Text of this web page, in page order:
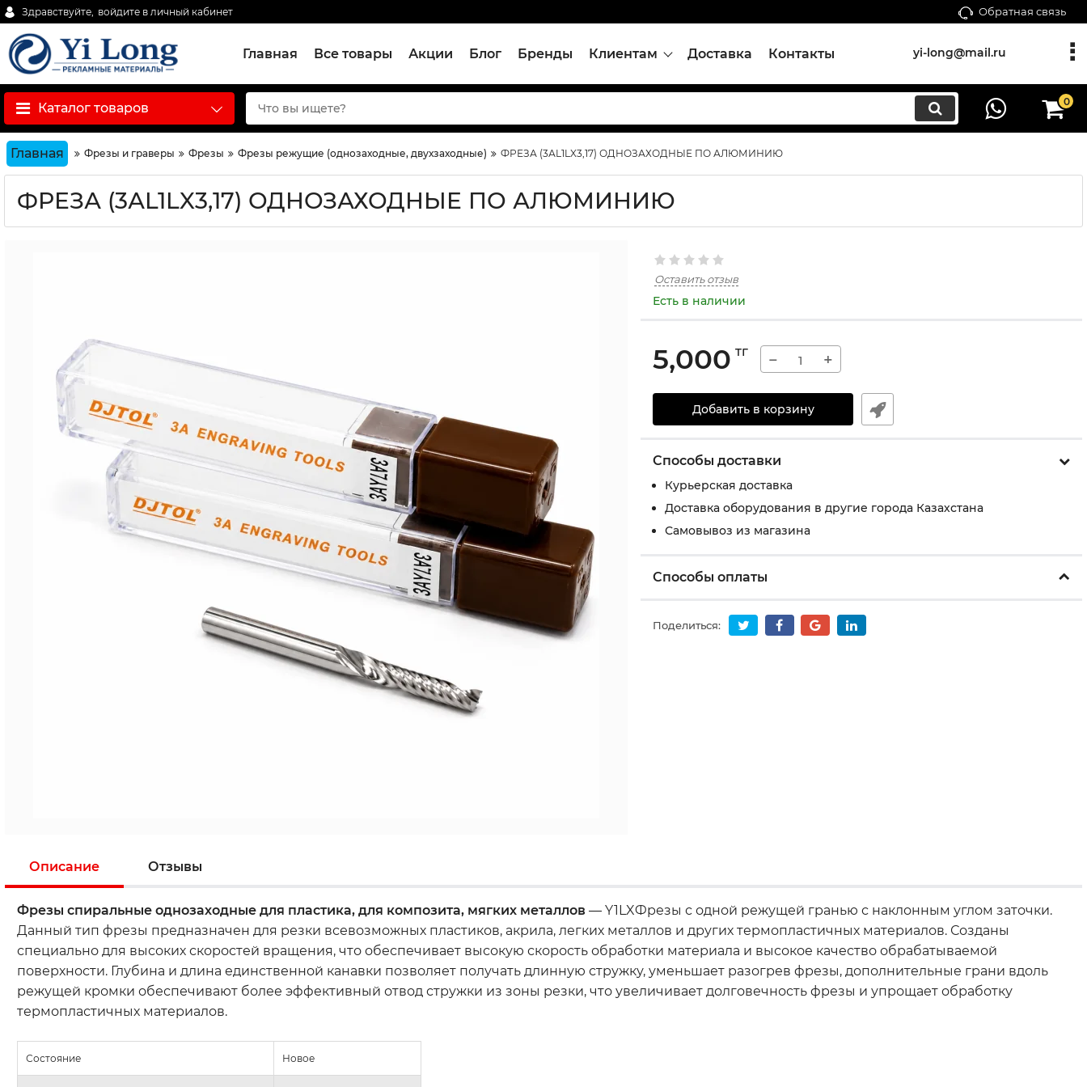
Здравствуйте, войдите в личный кабинет Обратная связь
Главная Все товары Акции Блог Бренды Клиентам Доставка Контакты yi-long@mail.ru
Каталог товаров 0
Главная Фрезы и граверы Фрезы Фрезы режущие (однозаходные, двухзаходные) ФРЕЗА (3АL1LX3,17) ОДНОЗАХОДНЫЕ ПО АЛЮМИНИЮ
ФРЕЗА (3АL1LX3,17) ОДНОЗАХОДНЫЕ ПО АЛЮМИНИЮ
Оставить отзыв
Есть в наличии
5,000 тг − +
Добавить в корзину
Способы доставки
Курьерская доставка
Доставка оборудования в другие города Казахстана
Самовывоз из магазина
Способы оплаты
Поделиться:
Описание Отзывы
Фрезы спиральные однозаходные для пластика, для композита, мягких металлов ― Y1LXФрезы с одной режущей гранью с наклонным углом заточки.
Данный тип фрезы предназначен для резки всевозможных пластиков, акрила, легких металлов и других термопластичных материалов. Созданы
специально для высоких скоростей вращения, что обеспечивает высокую скорость обработки материала и высокое качество обрабатываемой
поверхности. Глубина и длина единственной канавки позволяет получать длинную стружку, уменьшает разогрев фрезы, дополнительные грани вдоль
режущей кромки обеспечивают более эффективный отвод стружки из зоны резки, что увеличивает долговечность фрезы и упрощает обработку
термопластичных материалов.
Состояние Новое